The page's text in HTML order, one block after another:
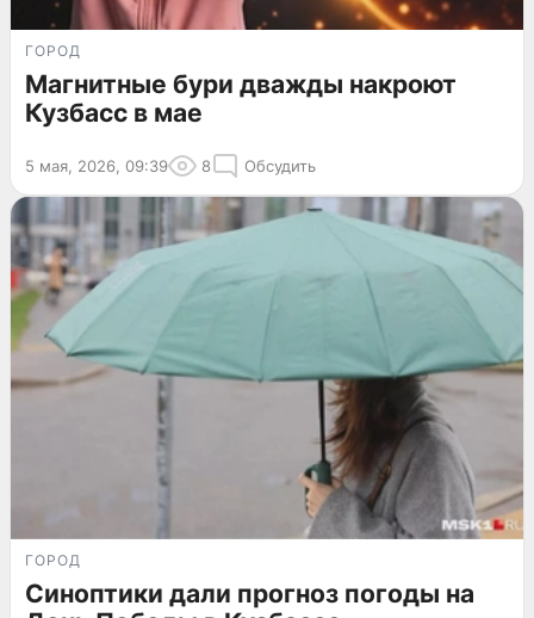
ГОРОД
Магнитные бури дважды накроют
Кузбасс в мае
5 мая, 2026, 09:39 8 Обсудить
ГОРОД
Синоптики дали прогноз погоды на